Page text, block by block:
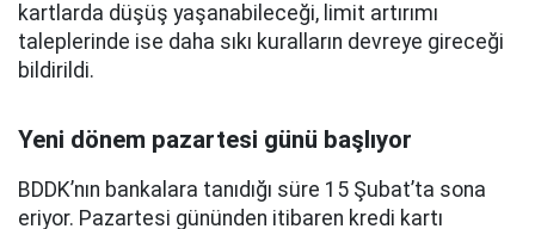
kartlarda düşüş yaşanabileceği, limit artırımı
taleplerinde ise daha sıkı kuralların devreye gireceği
bildirildi.
Yeni dönem pazartesi günü başlıyor
BDDK’nın bankalara tanıdığı süre 15 Şubat’ta sona
eriyor. Pazartesi gününden itibaren kredi kartı